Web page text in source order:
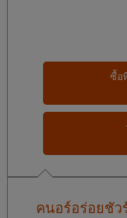
ซื้อ
คนอร์อร่อยชัว